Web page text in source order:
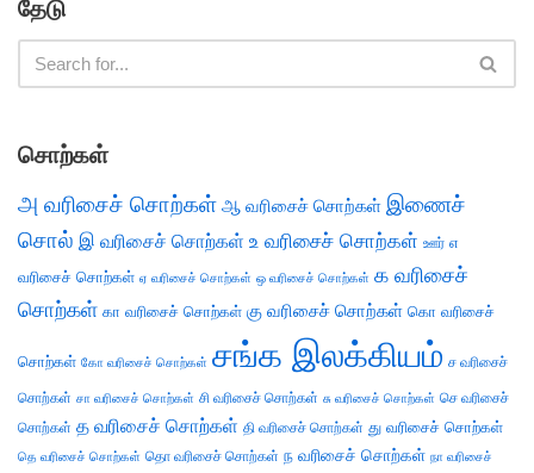
தேடு
சொற்கள்
அ வரிசைச் சொற்கள் ஆ வரிசைச் சொற்கள் இணைச்
சொல் இ வரிசைச் சொற்கள் உ வரிசைச் சொற்கள் ஊர் எ
வரிசைச் சொற்கள் ஏ வரிசைச் சொற்கள் ஒ வரிசைச் சொற்கள் க வரிசைச்
சொற்கள் கா வரிசைச் சொற்கள் கு வரிசைச் சொற்கள் கொ வரிசைச்
சொற்கள் கோ வரிசைச் சொற்கள் சங்க இலக்கியம் ச வரிசைச்
சொற்கள் சா வரிசைச் சொற்கள் சி வரிசைச் சொற்கள் சு வரிசைச் சொற்கள் செ வரிசைச்
சொற்கள் த வரிசைச் சொற்கள் தி வரிசைச் சொற்கள் து வரிசைச் சொற்கள்
தெ வரிசைச் சொற்கள் தொ வரிசைச் சொற்கள் ந வரிசைச் சொற்கள் நா வரிசைச்